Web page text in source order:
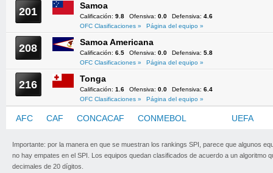
201 Samoa
Calificación: 9.8 Ofensiva: 0.0 Defensiva: 4.6
OFC Clasificaciones »
Página del equipo »
208 Samoa Americana
Calificación: 6.5 Ofensiva: 0.0 Defensiva: 5.8
OFC Clasificaciones »
Página del equipo »
216 Tonga
Calificación: 1.6 Ofensiva: 0.0 Defensiva: 6.4
OFC Clasificaciones »
Página del equipo »
AFC CAF CONCACAF CONMEBOL UEFA
Importante: por la manera en que se muestran los rankings SPI, parece que algunos
no hay empates en el SPI. Los equipos quedan clasificados de acuerdo a un algoritmo
decimales de 20 dígitos.